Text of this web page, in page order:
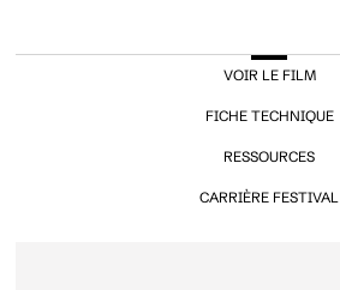
VOIR LE FILM
FICHE TECHNIQUE
RESSOURCES
CARRIÈRE FESTIVAL